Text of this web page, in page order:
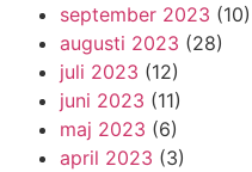
september 2023 (10)
augusti 2023 (28)
juli 2023 (12)
juni 2023 (11)
maj 2023 (6)
april 2023 (3)